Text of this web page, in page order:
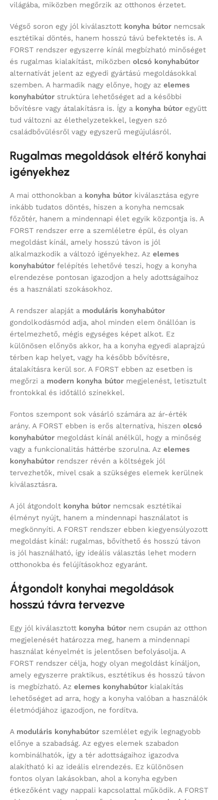
világába, miközben megőrzik az otthonos érzetet.
Végső soron egy jól kiválasztott konyha bútor nemcsak
esztétikai döntés, hanem hosszú távú befektetés is. A
FORST rendszer egyszerre kínál megbízható minőséget
és rugalmas kialakítást, miközben olcsó konyhabútor
alternatívát jelent az egyedi gyártású megoldásokkal
szemben. A harmadik nagy előnye, hogy az elemes
konyhabútor struktúra lehetőséget ad a későbbi
bővítésre vagy átalakításra is. Így a konyha bútor együtt
tud változni az élethelyzetekkel, legyen szó
családbővülésről vagy egyszerű megújulásról.
Rugalmas megoldások eltérő konyhai
igényekhez
A mai otthonokban a konyha bútor kiválasztása egyre
inkább tudatos döntés, hiszen a konyha nemcsak
főzőtér, hanem a mindennapi élet egyik központja is. A
FORST rendszer erre a szemléletre épül, és olyan
megoldást kínál, amely hosszú távon is jól
alkalmazkodik a változó igényekhez. Az elemes
konyhabútor felépítés lehetővé teszi, hogy a konyha
elrendezése pontosan igazodjon a hely adottságaihoz
és a használati szokásokhoz.
A rendszer alapját a moduláris konyhabútor
gondolkodásmód adja, ahol minden elem önállóan is
értelmezhető, mégis egységes képet alkot. Ez
különösen előnyös akkor, ha a konyha egyedi alaprajzú
térben kap helyet, vagy ha később bővítésre,
átalakításra kerül sor. A FORST ebben az esetben is
megőrzi a modern konyha bútor megjelenést, letisztult
frontokkal és időtálló színekkel.
Fontos szempont sok vásárló számára az ár-érték
arány. A FORST ebben is erős alternatíva, hiszen olcsó
konyhabútor megoldást kínál anélkül, hogy a minőség
vagy a funkcionalitás háttérbe szorulna. Az elemes
konyhabútor rendszer révén a költségek jól
tervezhetők, mivel csak a szükséges elemek kerülnek
kiválasztásra.
A jól átgondolt konyha bútor nemcsak esztétikai
élményt nyújt, hanem a mindennapi használatot is
megkönnyíti. A FORST rendszer ebben kiegyensúlyozott
megoldást kínál: rugalmas, bővíthető és hosszú távon
is jól használható, így ideális választás lehet modern
otthonokba és felújításokhoz egyaránt.
Átgondolt konyhai megoldások
hosszú távra tervezve
Egy jól kiválasztott konyha bútor nem csupán az otthon
megjelenését határozza meg, hanem a mindennapi
használat kényelmét is jelentősen befolyásolja. A
FORST rendszer célja, hogy olyan megoldást kínáljon,
amely egyszerre praktikus, esztétikus és hosszú távon
is megbízható. Az elemes konyhabútor kialakítás
lehetőséget ad arra, hogy a konyha valóban a használók
életmódjához igazodjon, ne fordítva.
A moduláris konyhabútor szemlélet egyik legnagyobb
előnye a szabadság. Az egyes elemek szabadon
kombinálhatók, így a tér adottságaihoz igazodva
alakítható ki az ideális elrendezés. Ez különösen
fontos olyan lakásokban, ahol a konyha egyben
étkezőként vagy nappali kapcsolattal működik. A FORST